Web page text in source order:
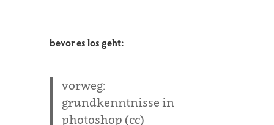
bevor es los geht:
vorweg:
grundkenntnisse in
photoshop (cc)